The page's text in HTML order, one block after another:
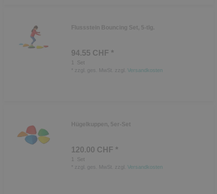
Flussstein Bouncing Set, 5-tlg.
94.55 CHF *
Set
zzgl. ges. MwSt. zzgl. Versandkosten
Hügelkuppen, 5er-Set
120.00 CHF *
1
Set
zzgl. ges. MwSt. zzgl. Versandkosten